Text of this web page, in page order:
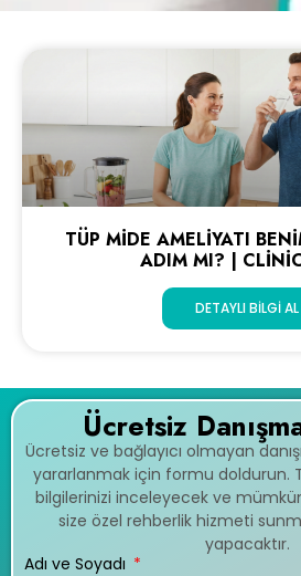
TÜP MIDE AMELIYATI
ADIM MI? |
DETAYLI BILGI AL
Ücretsiz
Ücretsiz ve bağlayıcı olmayan
yararlanmak için formu doldurun.
bilgilerinizi inceleyecek ve
size özel rehberlik hizmeti
yapacaktır.
Adı ve Soyadı